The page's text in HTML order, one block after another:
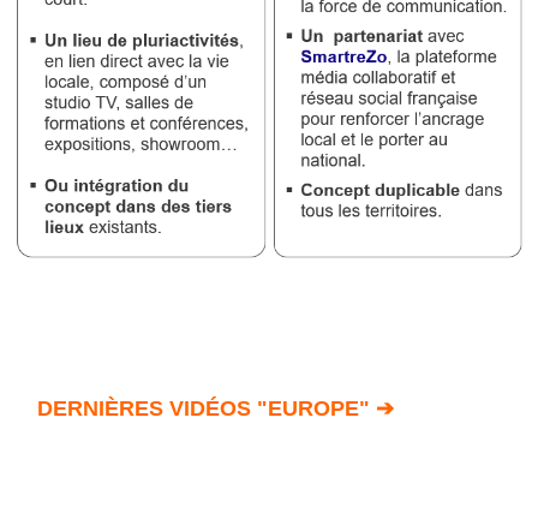
annuaire
Accès
éditeur
DERNIÈRES VIDÉOS "EUROPE" ➔